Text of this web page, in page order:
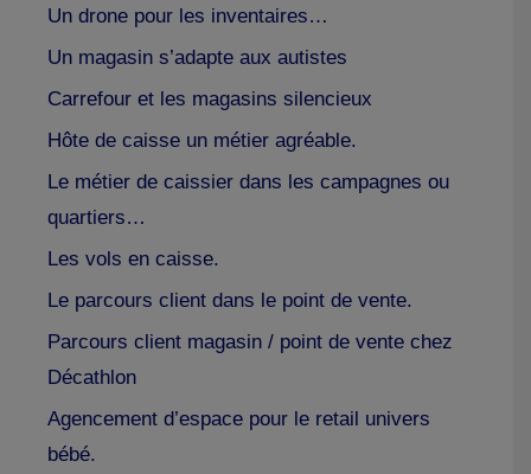
Un drone pour les inventaires…
Un magasin s’adapte aux autistes
Carrefour et les magasins silencieux
Hôte de caisse un métier agréable.
Le métier de caissier dans les campagnes ou
quartiers…
Les vols en caisse.
Le parcours client dans le point de vente.
Parcours client magasin / point de vente chez
Décathlon
Agencement d’espace pour le retail univers
bébé.